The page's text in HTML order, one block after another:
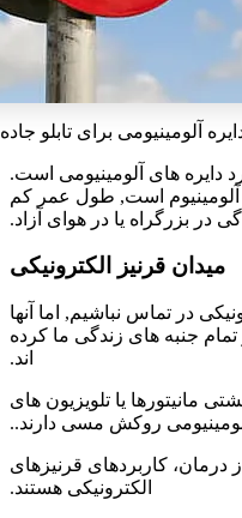
دایره های آلومینیومی است.
است, طول عمر کم
در بزرگراه یا در هوای آزاد.
میدان قرنیز الکترونیکی
در تماس نباشیم, اما آنها
تمام جنبه های زندگی ما کرده
اند.
مانیتورها یا تلویزیون های
روکش مسی دارند..
کاربردهای قرنیزهای
الکترونیکی هستند.